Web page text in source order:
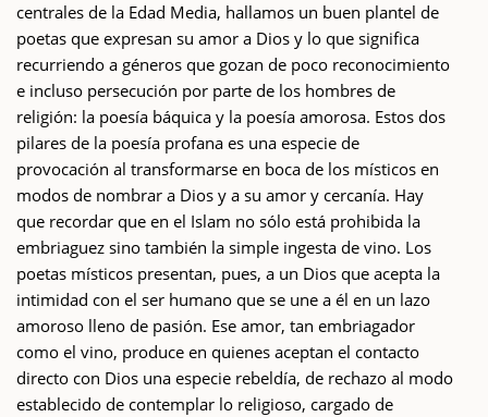
centrales de la Edad Media, hallamos un buen plantel de
poetas que expresan su amor a Dios y lo que significa
recurriendo a géneros que gozan de poco reconocimiento
e incluso persecución por parte de los hombres de
religión: la poesía báquica y la poesía amorosa. Estos dos
pilares de la poesía profana es una especie de
provocación al transformarse en boca de los místicos en
modos de nombrar a Dios y a su amor y cercanía. Hay
que recordar que en el Islam no sólo está prohibida la
embriaguez sino también la simple ingesta de vino. Los
poetas místicos presentan, pues, a un Dios que acepta la
intimidad con el ser humano que se une a él en un lazo
amoroso lleno de pasión. Ese amor, tan embriagador
como el vino, produce en quienes aceptan el contacto
directo con Dios una especie rebeldía, de rechazo al modo
establecido de contemplar lo religioso, cargado de